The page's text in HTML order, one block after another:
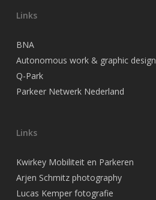
Links
BNA
Autonomous work & graphic design
Q-Park
Parkeer Netwerk Nederland
Links
Kwirkey Mobiliteit en Parkeren
Arjen Schmitz photography
Lucas Kemper fotografie